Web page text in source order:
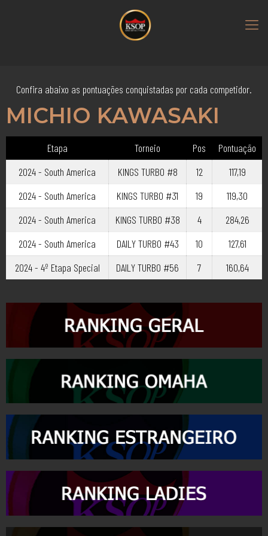
Confira abaixo as pontuações conquistadas por cada competidor.
MICHIO KAWASAKI
Etapa Torneio Pos
Pontuação
2024 - South America
KINGS TURBO #8 12
117,19
2024 - South America
KINGS TURBO #31 19
119,30
2024 - South America
KINGS TURBO #38 4
284,26
2024 - South America
DAILY TURBO #43 10
127,61
2024 - 4º Etapa Special
DAILY TURBO #56 7 160,64